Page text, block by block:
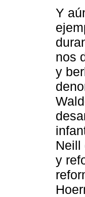
Y
nos
y
Neill
y